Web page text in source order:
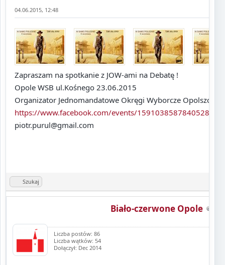
04.06.2015, 12:48
Zapraszam na spotkanie z JOW-ami na Debatę !
Opole WSB ul.Kośnego 23.06.2015
Organizator Jednomandatowe Okręgi Wyborcze
https://www.facebook.com/events/1591038587840528/
piotr.purul@gmail.com
Szukaj
Biało-czerwone Opole
Liczba postów: 86
Liczba wątków: 54
Dołączył: Dec 2014